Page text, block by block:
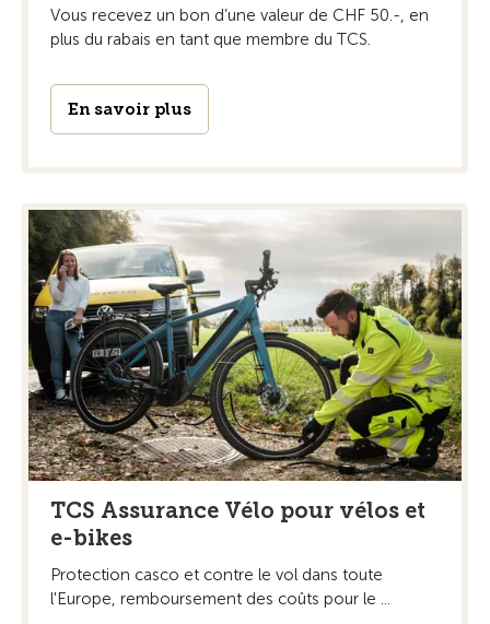
Vous recevez un bon d’une valeur de CHF 50.-, en
plus du rabais en tant que membre du TCS.
En savoir plus
TCS Assurance Vélo pour vélos et
e-bikes
Protection casco et contre le vol dans toute
l'Europe, remboursement des coûts pour le ...